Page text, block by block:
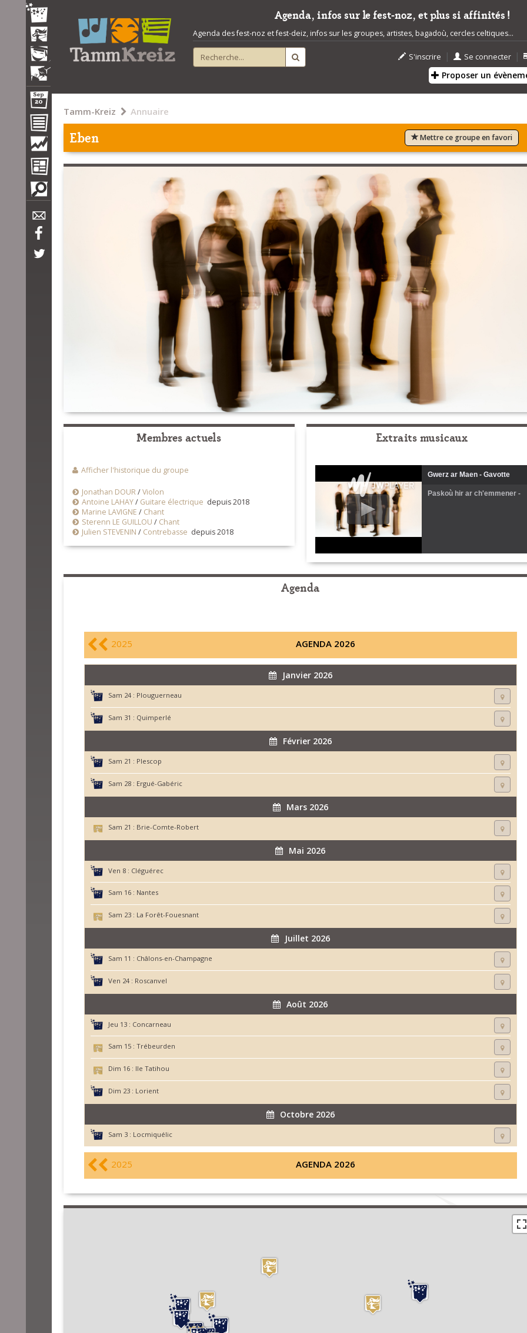
Agenda, infos sur le fest-noz, et plus si affinités !
Agenda des fest-noz et fest-deiz, infos sur les groupes, artistes, bagadoù, cercles celtiques...
S'inscrire | Se connecter |
Proposer un
Tamm-Kreiz Annuaire
Eben Mettre ce groupe en favori
Membres actuels
Afficher l'historique du groupe
Jonathan DOUR/Violon
Antoine LAHAY/ Guitare électrique depuis 2018
Marine LAVIGNE / Chant
Sterenn LE GUILLOU / Chant
Julien STEVENIN / Contrebasse depuis 2018
Extraits musicaux
Gwerz ar Maen - Gavotte
Paskoù hir ar ch'emmener -
Agenda
2025 AGENDA 2026
Janvier 2026
Sam 24 : Plouguerneau
Sam 31 : Quimperlé
Février 2026
Sam 21 : Plescop
Sam 28 : Ergué-Gabéric
Mars 2026
Sam 21 : Brie-Comte-Robert
Mai 2026
Ven 8 : Cléguérec
Sam 16 : Nantes
Sam 23 : La Forêt-Fouesnant
Juillet 2026
Sam 11 : Châlons-en-Champagne
Ven 24 : Roscanvel
Août 2026
Jeu 13 : Concarneau
Sam 15 : Trébeurden
Dim 16 : Ile Tatihou
Dim 23 : Lorient
Octobre 2026
Sam 3 : Locmiquélic
2025 AGENDA 2026